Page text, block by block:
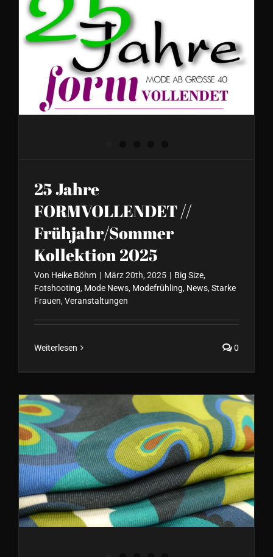
25 Jahre FORMVOLLENDET //
Frühjahr/Sommer Kollektion
2025
25 Jahre
FORMVOLLENDET //
Frühjahr/Sommer
Kollektion 2025
Von Heike Böhm | März 20th, 2025 | Big Size,
Fotshooting, Mode News, Modefrühling, News, Starke
Frauen, Veranstaltungen
Weiterlesen 0
Aktuelle Trends
Herbst/Winter Kollektion
2024 bei FORMVOLLENDET